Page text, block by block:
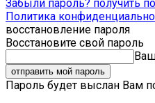
Забыли пароль? получить
Политика
восстановление пароля
Восстановите свой пароль
Пароль будет выслан Вам